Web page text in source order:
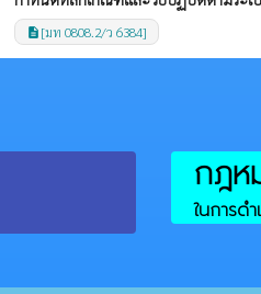
description [มท 0808.2/ว 6384]
กฎห
ในการด